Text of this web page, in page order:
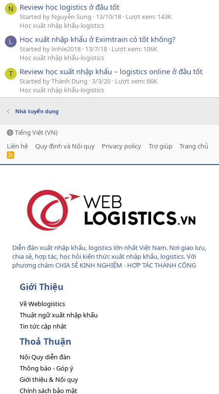
N Review học logistics ở đâu tốt
Started by Nguyễn Sung 13/10/18 Lượt xem: 143K
Học xuất nhập khẩu-logistics
L Học xuất nhập khẩu ở Eximtrain có tốt không?
Started by linhle2018 13/7/18 Lượt xem: 106K
Học xuất nhập khẩu-logistics
T Review học xuất nhập khẩu – logistics online ở đâu tốt
Started by Thành Dung 3/3/20 Lượt xem: 66K
Học xuất nhập khẩu-logistics
Nhà tuyển dụng
Tiếng Việt (VN)
Liên hệ
Quy định và Nội quy Privacy policy Trợ giúp Trang chủ
R
Diễn đàn xuất nhập khẩu, logistics lớn nhất Việt Nam. Nơi giao lưu,
chia sẻ, hợp tác, học hỏi kiến thức xuất nhập khẩu, logistics. Với
phương châm CHIA SẺ KINH NGHIỆM - HỢP TÁC THÀNH CÔNG
Giới Thiệu
Về Weblogistics
Thuật ngữ xuất nhập khẩu
Tin tức cập nhật
Thoả Thuận
Nội Quy diễn đàn
Thông báo - Góp ý
Giới thiệu & Nội quy
Chính sách bảo mật